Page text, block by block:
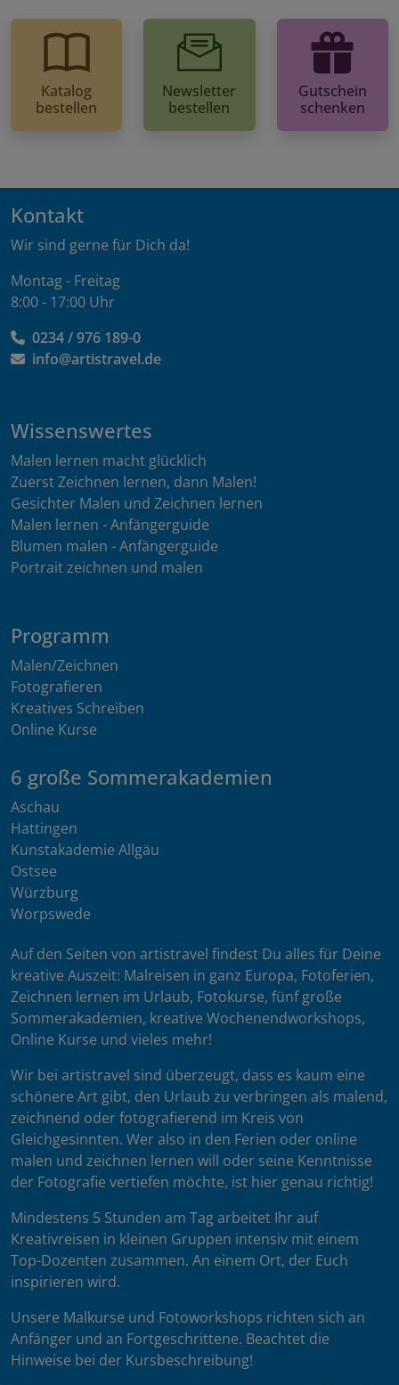
Katalog
bestellen
Newsletter
bestellen
Gutschein
schenken
Kontakt
Wir sind gerne für Dich da!
Montag - Freitag
8:00 - 17:00 Uhr
0234 / 976 189-0
info@artistravel.de
Wissenswertes
Malen lernen macht glücklich
Zuerst Zeichnen lernen, dann Malen!
Gesichter Malen und Zeichnen lernen
Malen lernen - Anfängerguide
Blumen malen - Anfängerguide
Portrait zeichnen und malen
Programm
Malen/Zeichnen
Fotografieren
Kreatives Schreiben
Online Kurse
6 große Sommerakademien
Aschau
Hattingen
Kunstakademie Allgäu
Ostsee
Würzburg
Worpswede
Auf den Seiten von artistravel findest Du alles für Deine
kreative Auszeit: Malreisen in ganz Europa, Fotoferien,
Zeichnen lernen im Urlaub, Fotokurse, fünf große
Sommerakademien, kreative Wochenendworkshops,
Online Kurse und vieles mehr!
Wir bei artistravel sind überzeugt, dass es kaum eine
schönere Art gibt, den Urlaub zu verbringen als malend,
zeichnend oder fotografierend im Kreis von
Gleichgesinnten. Wer also in den Ferien oder online
malen und zeichnen lernen will oder seine Kenntnisse
der Fotografie vertiefen möchte, ist hier genau richtig!
Mindestens 5 Stunden am Tag arbeitet Ihr auf
Kreativreisen in kleinen Gruppen intensiv mit einem
Top-Dozenten zusammen. An einem Ort, der Euch
inspirieren wird.
Unsere Malkurse und Fotoworkshops richten sich an
Anfänger und an Fortgeschrittene. Beachtet die
Hinweise bei der Kursbeschreibung!